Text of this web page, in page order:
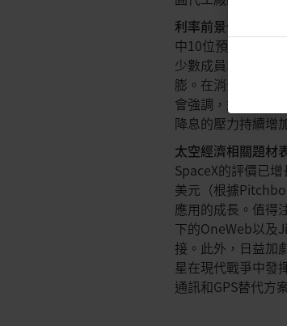
利率前景分岐。
中10位預計降息兩
少數成員敦促於7
膨。在消費者數據
會強調，通膨和勞
降息的壓力持續增
太空經濟相關題材
SpaceX的評價已
美元（根據
應用的成長。值得
下的OneWeb以及
接。此外，日益加
星在現代戰爭中發
通訊和GPS替代方